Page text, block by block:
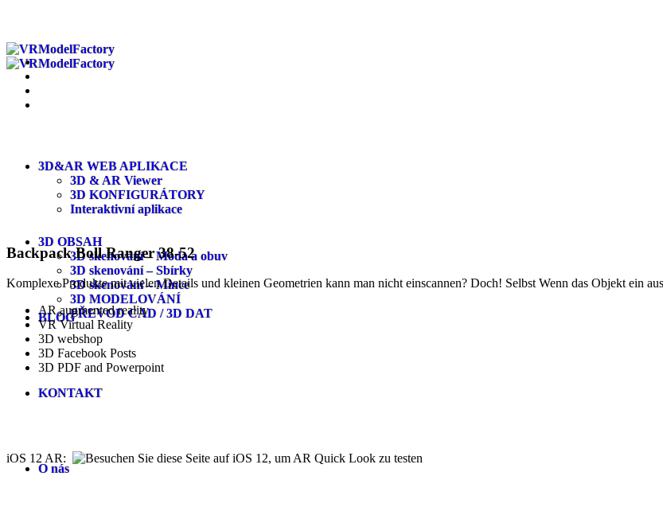
3D&AR WEB APLIKACE
3D & AR Viewer
3D KONFIGURÁTORY
Interaktivní aplikace
3D OBSAH
3D skenování – Móda a obuv
3D skenování – Sbírky
3D skenování – Mince
3D MODELOVÁNÍ
PŘEVOD CAD / 3D DAT
BLOG
KONTAKT
O nás
Backpack Boll Ranger 38-52
Komplexe Produkte mit vielen Details und kleinen Geometrien kann man nicht einscannen? Doch! Selbst Wenn das Objekt ein
AR augmented reality
VR Virtual Reality
3D webshop
3D Facebook Posts
3D PDF and Powerpoint
iOS 12 AR: